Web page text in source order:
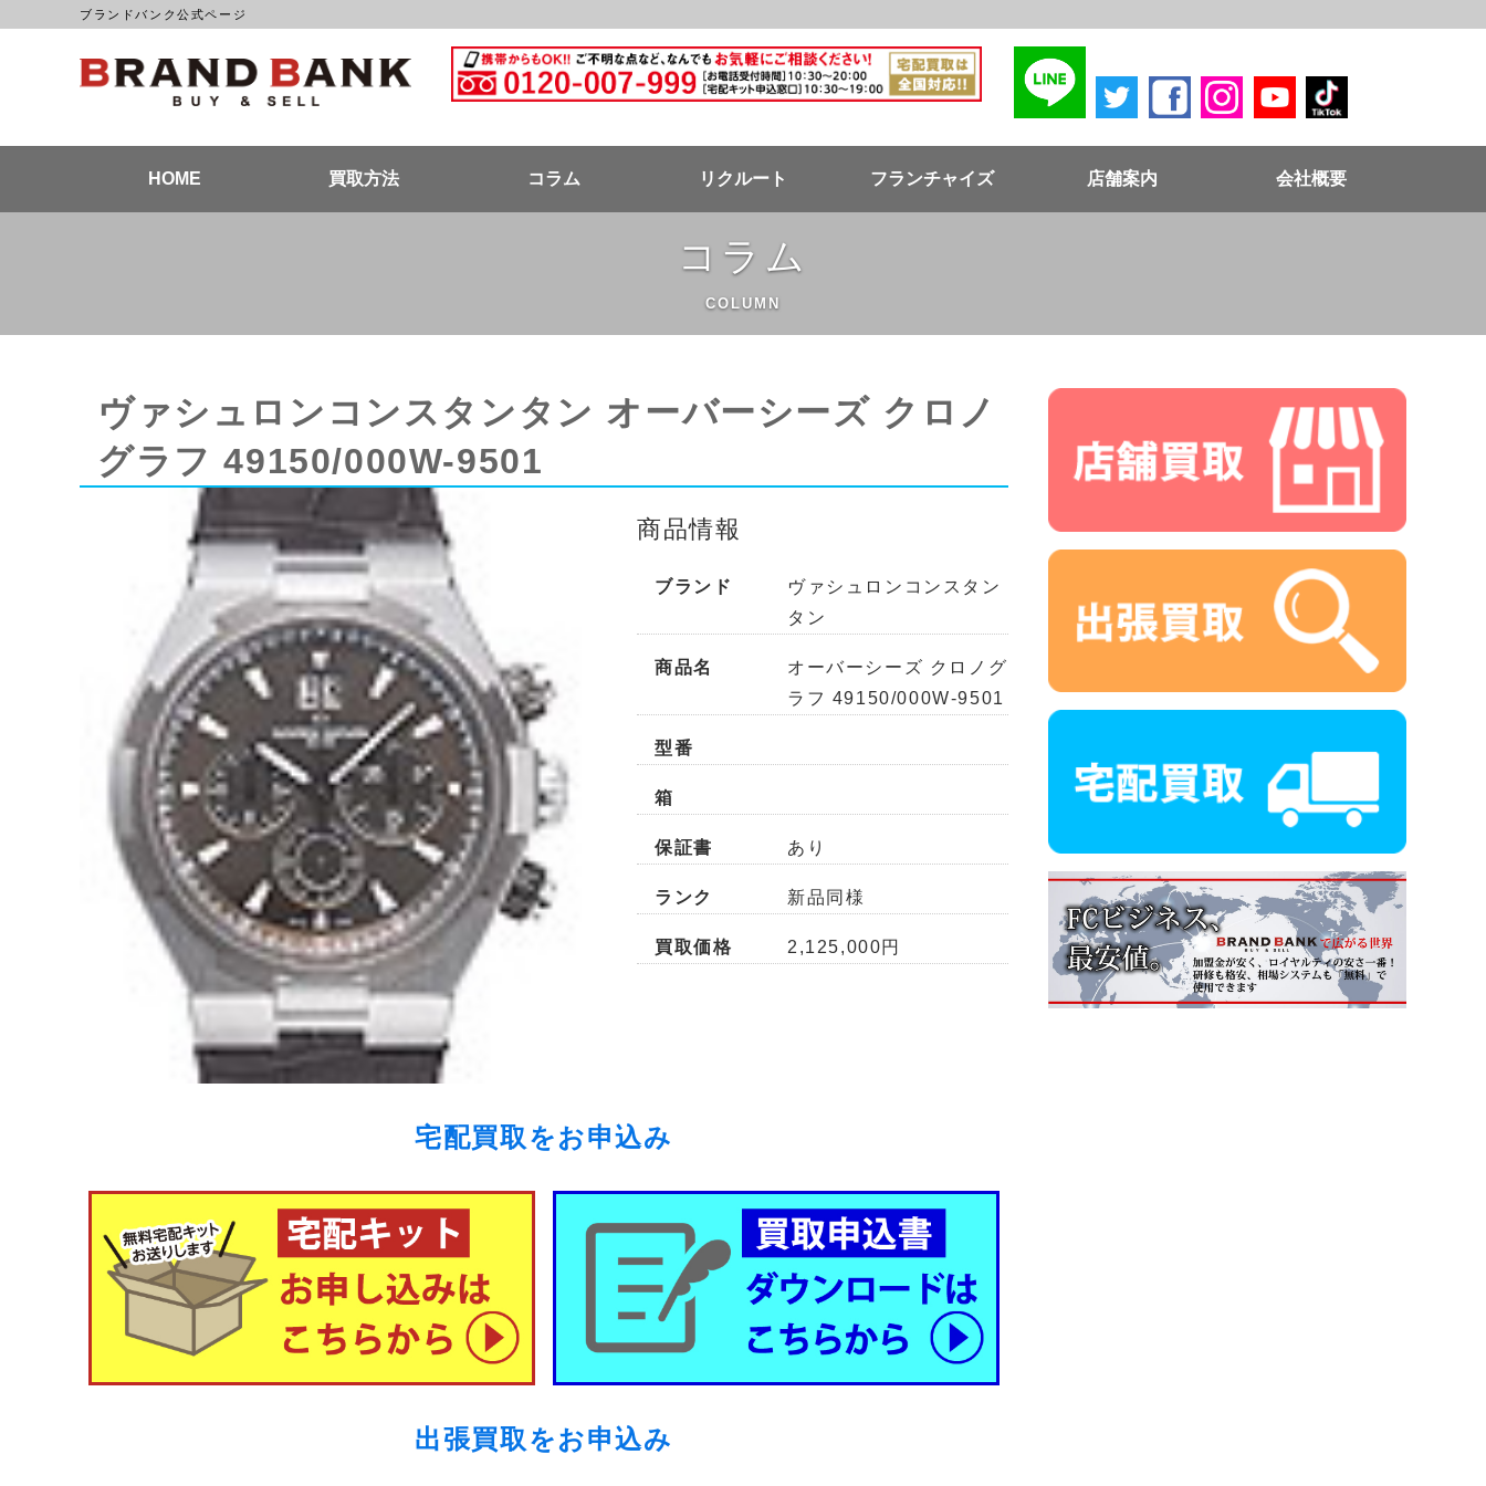
ブランドバンク公式ページ
ブランドバンク公式ページ
HOME 買取方法 コラム リクルート フランチャイズ 店舗案内 会社概要
コラム
COLUMN
ヴァシュロンコンスタンタン オーバーシーズ クロノ
グラフ 49150/000W-9501
商品情報
ブランド
ヴァシュロンコンスタン
タン
商品名
オーバーシーズ クロノグ
ラフ 49150/000W-9501
型番
箱
保証書 あり
ランク 新品同様
買取価格 2,125,000円
宅配買取をお申込み
出張買取をお申込み